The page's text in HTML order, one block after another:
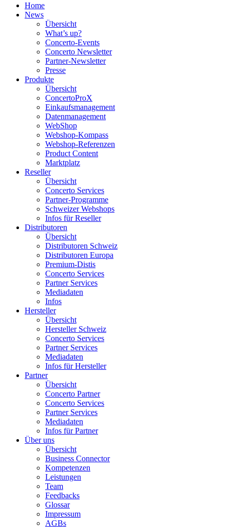
Home
News
Übersicht
What’s up?
Concerto-Events
Concerto Newsletter
Partner-Newsletter
Presse
Produkte
Übersicht
ConcertoProX
Einkaufsmanagement
Datenmanagement
WebShop
Webshop-Kompass
Webshop-Referenzen
Product Content
Marktplatz
Reseller
Übersicht
Concerto Services
Partner-Programme
Schweizer Webshops
Infos für Reseller
Distributoren
Übersicht
Distributoren Schweiz
Distributoren Europa
Premium-Distis
Concerto Services
Partner Services
Mediadaten
Infos
Hersteller
Übersicht
Hersteller Schweiz
Concerto Services
Partner Services
Mediadaten
Infos für Hersteller
Partner
Übersicht
Concerto Partner
Concerto Services
Partner Services
Mediadaten
Infos für Partner
Über uns
Übersicht
Business Connector
Kompetenzen
Leistungen
Team
Feedbacks
Glossar
Impressum
AGBs